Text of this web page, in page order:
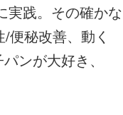
実践。その確かな
便秘改善、動く
ンが大好き、